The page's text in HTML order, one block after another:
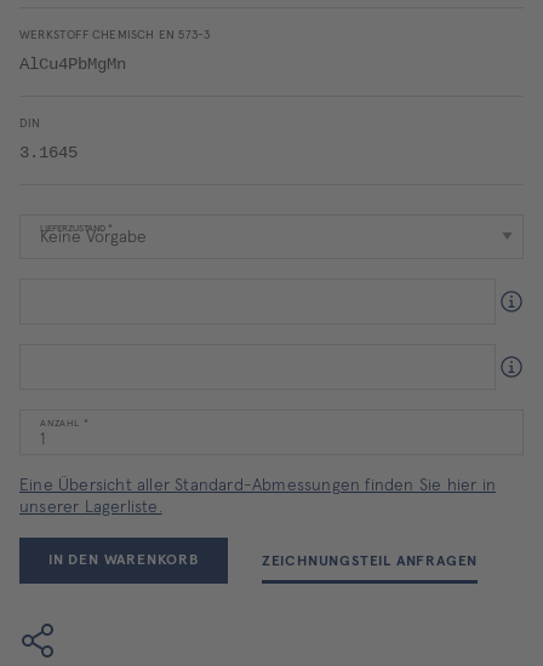
WERKSTOFF CHEMISCH EN 573-3
AlCu4PbMgMn
DIN
3.1645
LIEFERZUSTAND
ANZAHL
Eine Übersicht aller Standard-Abmessungen finden Sie hier in
unserer Lagerliste.
IN DEN WARENKORB ZEICHNUNGSTEIL ANFRAGEN